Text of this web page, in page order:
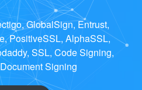
GlobalSign, Entrust,
PositiveSSL, AlphaSSL,
SSL, Code Signing,
Signing